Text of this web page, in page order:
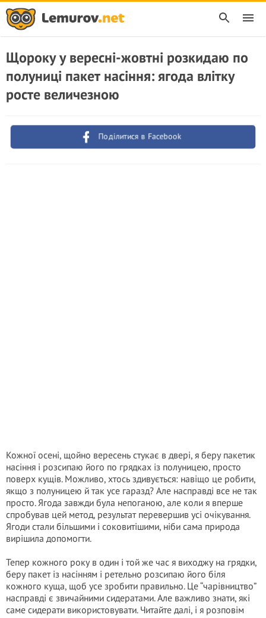
Щороку у вересні-жовтні розкидаю по
полуниці пакет насіння: ягода влітку
росте величезною
Поділитися в Facebook
Кожної осені, щойно вересень стукає в двері, я беру пакетик
насіння і розсипаю його по грядках із полуницею, просто
поверх кущів. Можливо, хтось здивується: навіщо це робити,
якщо з полуницею й так усе гаразд? Але насправді все не так
просто. Ягода завжди була непоганою, але коли я вперше
спробував цей метод, результат перевершив усі очікування.
Ягоди стали більшими і соковитішими, ніби сама природа
вирішила допомогти.
Тепер кожного року в один і той же час я виходжу на грядки,
беру пакет із насінням і ретельно розсипаю його біля
кожного куща, щоб усе зробити правильно. Це “чарівництво”
насправді є звичайними сидератами. Але важливо знати, які
саме сидерати використовувати. Читайте далі, і я розповім